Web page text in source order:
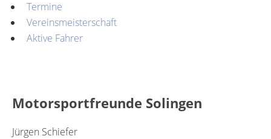
Termine
Vereinsmeisterschaft
Aktive Fahrer
Motorsportfreunde Solingen
Jürgen Schiefer